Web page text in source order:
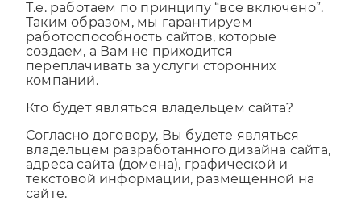
Т.е. работаем по принципу “все включено”.
Таким образом, мы гарантируем
работоспособность сайтов, которые
создаем, а Вам не приходится
переплачивать за услуги сторонних
Согласно договору, Вы будете являться
владельцем разработанного дизайна сайта,
адреса сайта (домена), графической и
текстовой информации, размещенной на